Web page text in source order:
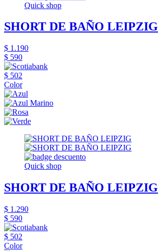
Quick shop
SHORT DE BAÑO LEIPZIG
$ 1.190
$ 590
$ 502
Color
Quick shop
SHORT DE BAÑO LEIPZIG
$ 1.290
$ 590
$ 502
Color